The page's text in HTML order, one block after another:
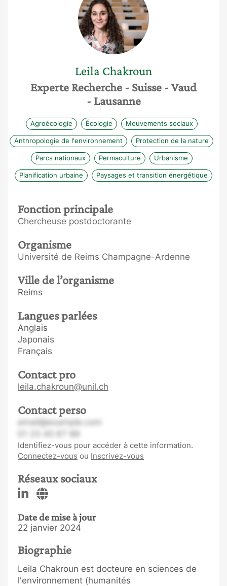
Leila Chakroun
Experte Recherche - Suisse - Vaud
- Lausanne
Agroécologie Écologie Mouvements sociaux
Anthropologie de l'environnement Protection de la nature
Parcs nationaux Permaculture Urbanisme
Planification urbaine Paysages et transition énergétique
Fonction principale
Chercheuse postdoctorante
Organisme
Université de Reims Champagne-Ardenne
Ville de l’organisme
Reims
Langues parlées
Anglais
Japonais
Français
Contact pro
leila.chakroun@unil.ch
Contact perso
email@example.com
Identifiez-vous pour accéder à cette information.
Connectez-vous ou Inscrivez-vous
Réseaux sociaux
Date de mise à jour
22 janvier 2024
Biographie
Leila Chakroun est docteure en sciences de
l'environnement (humanités